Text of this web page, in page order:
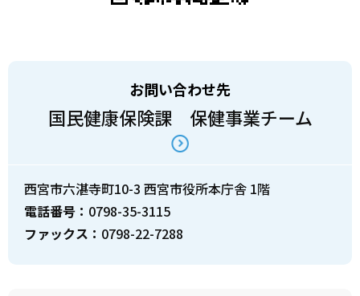
お問い合わせ先
国民健康保険課 保健事業チーム
西宮市六湛寺町10-3 西宮市役所本庁舎 1階
電話番号： 0798-35-3115
ファックス： 0798-22-7288